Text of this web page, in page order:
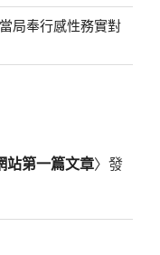
局奉行感性務實對
站第一篇文章〉發